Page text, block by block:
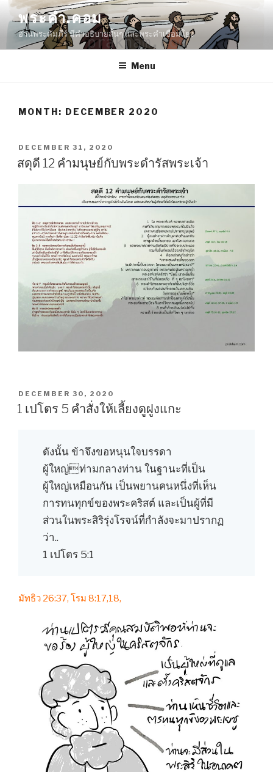
Skip
content
พระคำ.คอม
อ่านพระคัมภีร์ มีคำอธิบายสั้นๆ และพระคำเชื่อมโยง
Menu
MONTH: DECEMBER 2020
POSTED
ON
DECEMBER 31, 2020
สดุดี 12 คำมนุษย์กับพระดำรัสพระเจ้า
POSTED
ON
DECEMBER 30, 2020
1 เปโตร 5 คำสั่งให้เลี้ยงดูฝูงแกะ
ดังนั้น ข้าจึงขอหนุนใจบรรดา
ผู้ใหญ่ท่ามกลางท่าน ในฐานะที่เป็น
ผู้ใหญ่เหมือนกัน เป็นพยานคนหนึ่งที่เห็น
การทนทุกข์ของพระคริสต์ และเป็นผู้ที่มี
ส่วนในพระสิริรุ่งโรจน์ที่กำลังจะมาปรากฏ
ว่า..
1 เปโตร 5:1
มัทธิว 26:37, โรม 8:17,18,